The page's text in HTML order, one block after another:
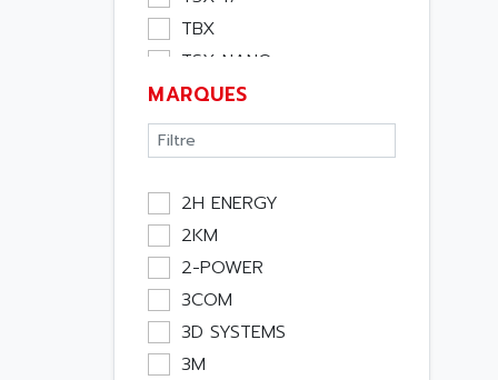
Software
Variateur
Actif
Consommable
Energie
Optoélectronique
Passif
Bureau
Emballage
Informatique
TBX
TSX NANO
TSX PREMIUM
ASI
APRIL 5000
XUD
TSX MICRO
MAGELIS
TCCX
CCX17
TELEFAST
MARQUES
2H ENERGY
2KM
2-POWER
3COM
3D SYSTEMS
3M